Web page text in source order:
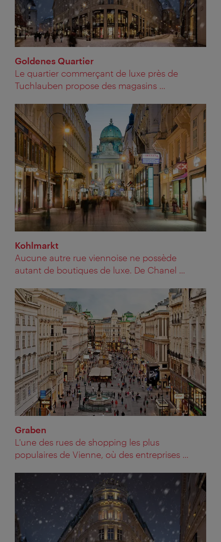
Goldenes Quartier
Le quartier commerçant de luxe près de
Tuchlauben propose des magasins ...
Kohlmarkt
Aucune autre rue viennoise ne possède
autant de boutiques de luxe. De Chanel ...
Graben
L'une des rues de shopping les plus
populaires de Vienne, où des entreprises ...